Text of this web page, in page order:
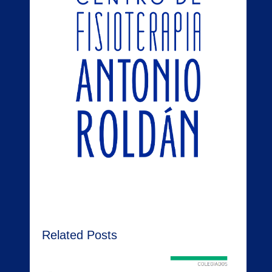
Related Posts